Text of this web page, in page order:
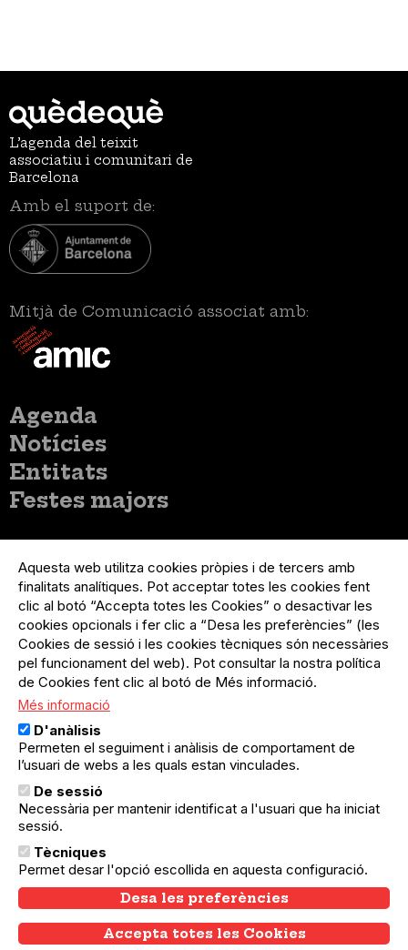
L’agenda del teixit
associatiu i comunitari de
Barcelona
Amb el suport de:
Mitjà de Comunicació associat amb:
Menú
principal
Agenda
Notícies
Entitats
Festes majors
del
compte
d'usuari
Menú
usuari
no
loggat
Registre organització
Menú
Peu
Sobre el projecte
Preguntes freqüents
Contacte
Menú
Legal
Política de privacitat
Avís legal
Política de cookies
El Quèdequè no es fa responsable de les activitats
programades; en són responsables els col·lectius
organitzadors.
© Quedequè, 2025
Aquesta web utilitza cookies pròpies i de tercers amb
finalitats analítiques. Pot acceptar totes les cookies fent
clic al botó “Accepta totes les Cookies” o desactivar les
cookies opcionals i fer clic a “Desa les preferències” (les
Cookies de sessió i les cookies tècniques són necessàries
pel funcionament del web). Pot consultar la nostra política
de Cookies fent clic al botó de Més informació.
Més informació
D'anàlisis
Permeten el seguiment i anàlisis de comportament de
l’usuari de webs a les quals estan vinculades.
De sessió
Necessària per mantenir identificat a l'usuari que ha iniciat
sessió.
Tècniques
Permet desar l'opció escollida en aquesta configuració.
Desa les preferències
Accepta totes les Cookies
Withdraw consent